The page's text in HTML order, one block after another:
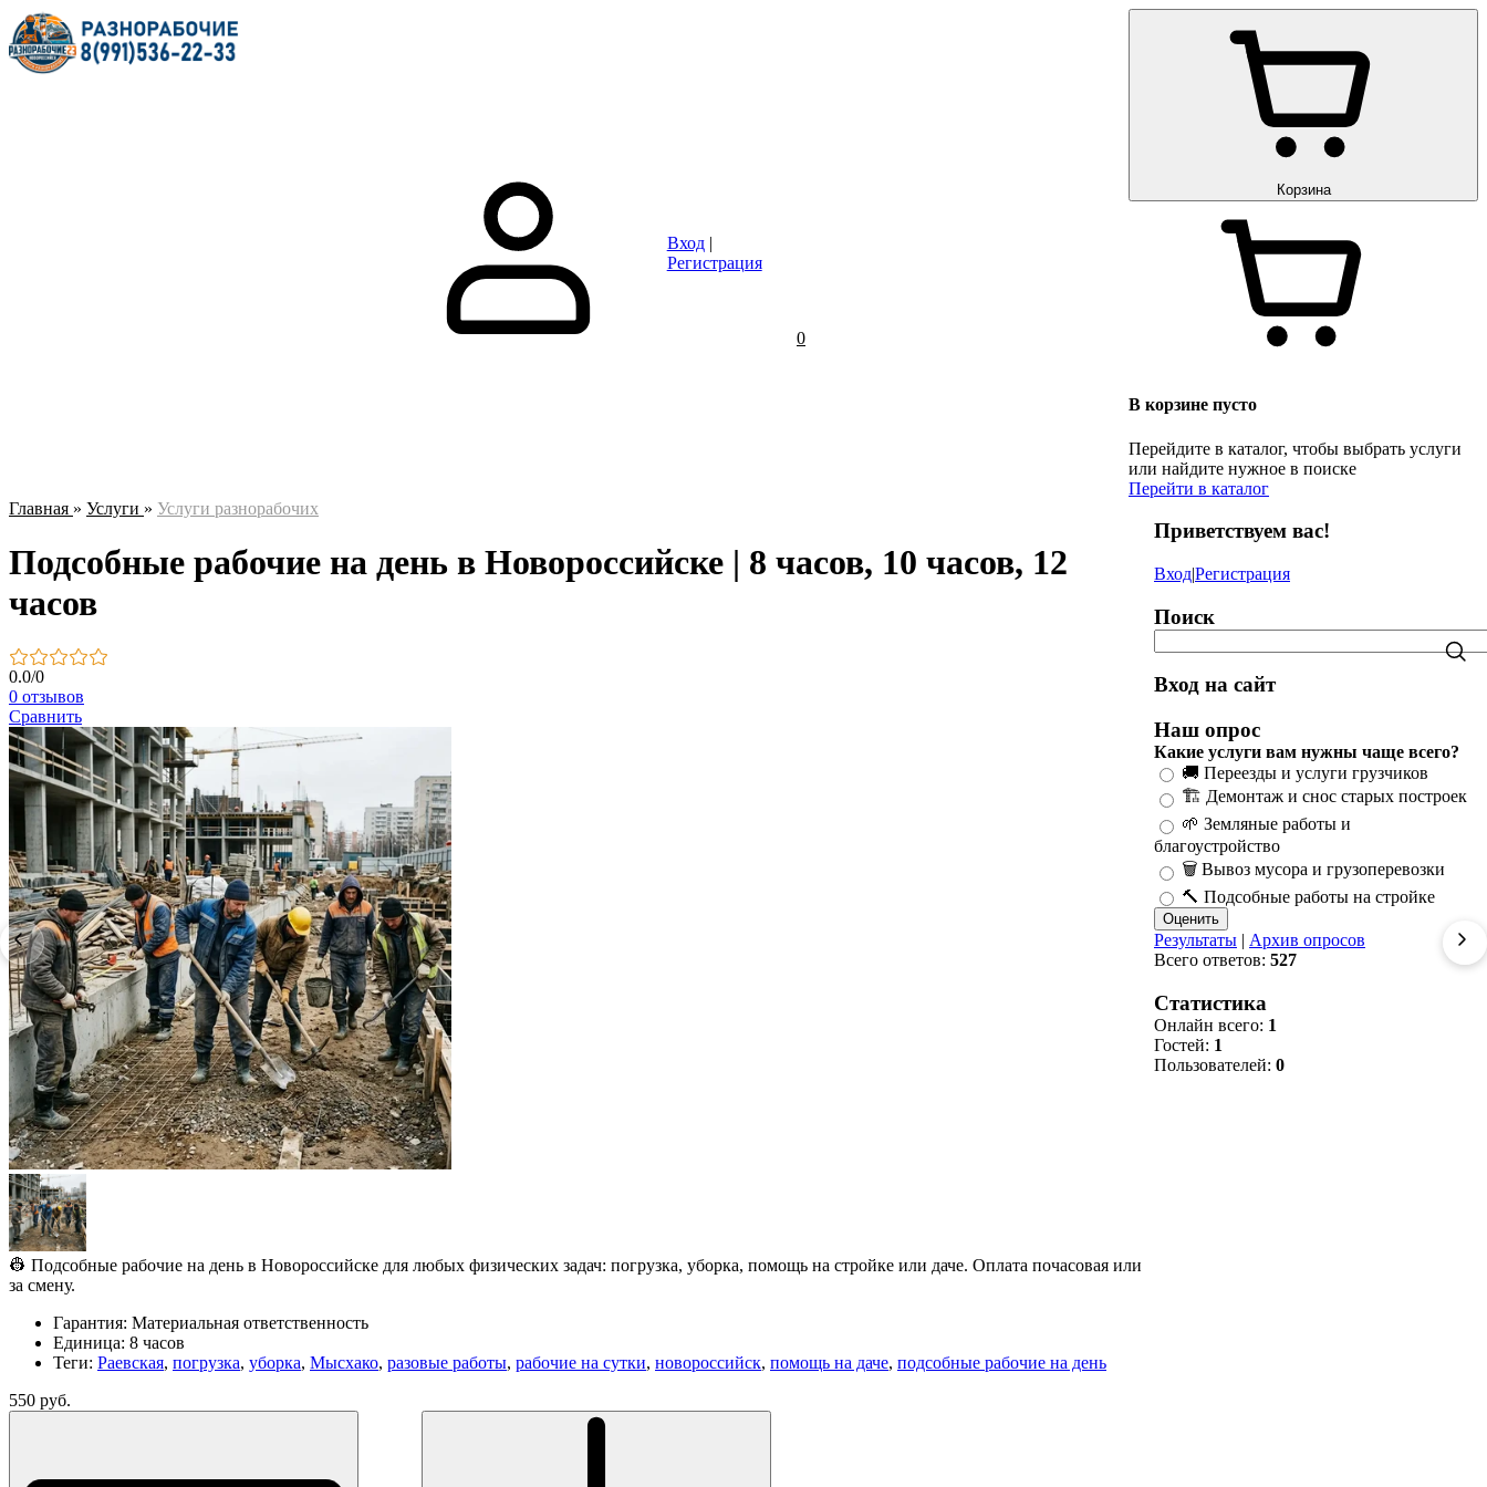
Вход|
Регистрация
0
Корзина
В корзине пусто
Перейдите в каталог, чтобы выбрать услуги
или найдите нужное в поиске
Перейти в каталог
Главная » Услуги » Услуги разнорабочих
Подсобные рабочие на день в Новороссийске | 8 часов, 10 часов, 12
часов
0.0/0
0 отзывов
Сравнить
👷 Подсобные рабочие на день в Новороссийске для любых физических задач: погрузка, уборка, помощь на стройке или даче. Оплата почасовая или
за смену.
Гарантия: Материальная ответственность
Единица: 8 часов
Теги: Раевская, погрузка, уборка, Мысхако, разовые работы, рабочие на сутки, новороссийск, помощь на даче, подсобные рабочие на день
550 руб.
Приветствуем вас!
Вход|Регистрация
Поиск
Вход на сайт
Наш опрос
Какие услуги вам нужны чаще всего?
🚚 Переезды и услуги грузчиков
🏗️ Демонтаж и снос старых построек
🌱 Земляные работы и
благоустройство
🗑️ Вывоз мусора и грузоперевозки
🔨 Подсобные работы на стройке
Результаты | Архив опросов
Всего ответов: 527
Статистика
Онлайн всего: 1
Гостей: 1
Пользователей: 0